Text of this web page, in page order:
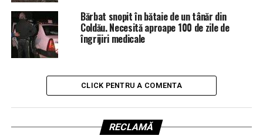
Bărbat snopit în bătaie de un tânăr din
Coldău. Necesită aproape 100 de zile de
îngrijiri medicale
CLICK PENTRU A COMENTA
RECLAMĂ